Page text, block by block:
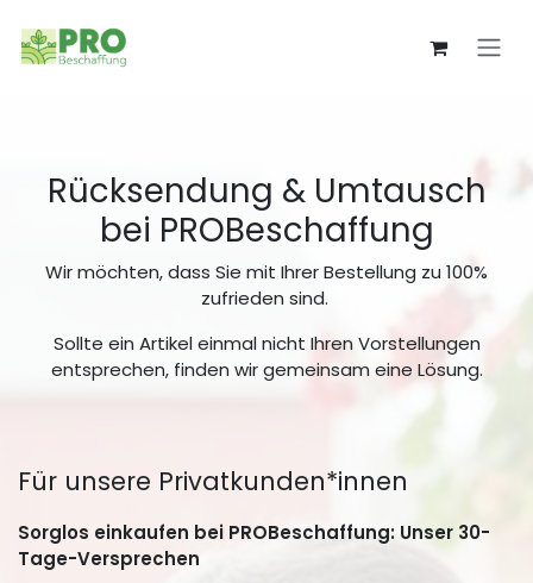
Rücksendung & Umtausch
bei PROBeschaffung
Wir möchten, dass Sie mit Ihrer Bestellung zu 100%
zufrieden sind.
Sollte ein Artikel einmal nicht Ihren Vorstellungen
entsprechen, finden wir gemeinsam eine Lösung.
Für unsere Privatkunden*innen
Sorglos einkaufen bei PROBeschaffung: Unser 30-
Tage-Versprechen